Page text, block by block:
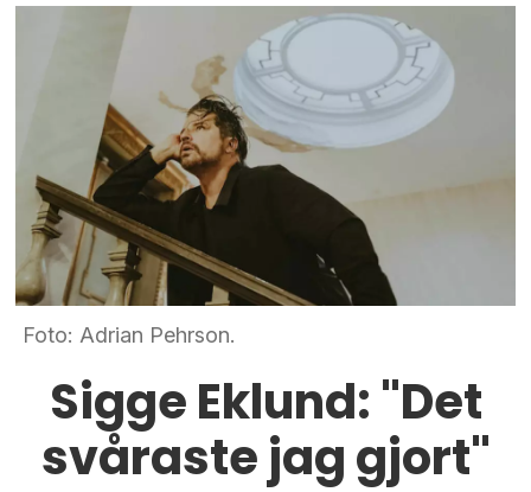
Foto: Adrian Pehrson.
Sigge Eklund: "Det
svåraste jag gjort"